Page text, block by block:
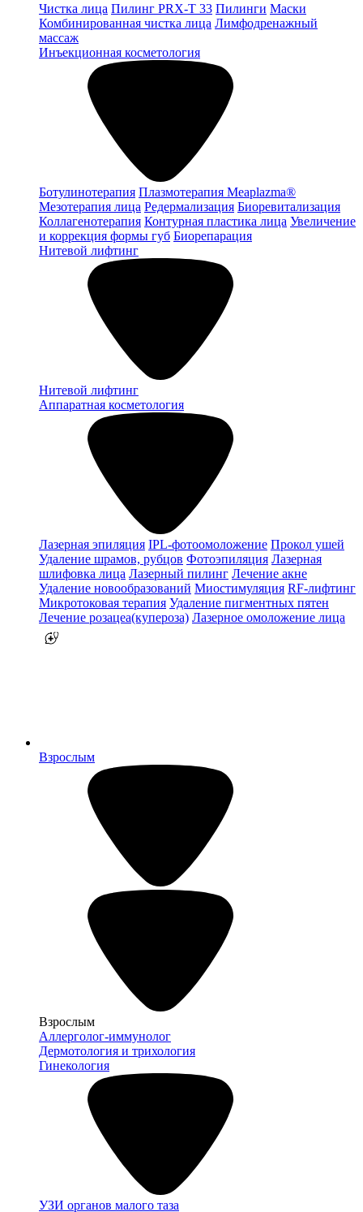
Чистка лица Пилинг PRX-T 33 Пилинги Маски
Комбинированная чистка лица Лимфодренажный
массаж
Инъекционная косметология
Ботулинотерапия Плазмотерапия Meaplazma®
Мезотерапия лица Редермализация Биоревитализация
Коллагенотерапия Контурная пластика лица Увеличение
и коррекция формы губ Биорепарация
Нитевой лифтинг
Нитевой лифтинг
Аппаратная косметология
Лазерная эпиляция IPL-фотоомоложение Прокол ушей
Удаление шрамов, рубцов Фотоэпиляция Лазерная
шлифовка лица Лазерный пилинг Лечение акне
Удаление новообразований Миостимуляция RF-лифтинг
Микротоковая терапия Удаление пигментных пятен
Лечение розацеа(купероза) Лазерное омоложение лица
Взрослым
Взрослым
Аллерголог-иммунолог
Дермотология и трихология
Гинекология
УЗИ органов малого таза